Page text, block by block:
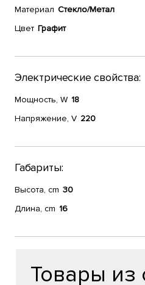
Материал Стекло/Метал
Цвет Графит
Электрические свойства:
Мощность, W 18
Напряжение, V 220
Габариты:
Высота, cm 30
Длина, cm 16
Товары из